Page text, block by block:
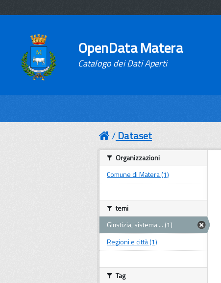
OpenData Matera
Catalogo dei Dati Aperti
Dataset
Organizzazioni
Comune di Matera (1)
temi
Giustizia, sistema ... (1)
Regioni e città (1)
Tag